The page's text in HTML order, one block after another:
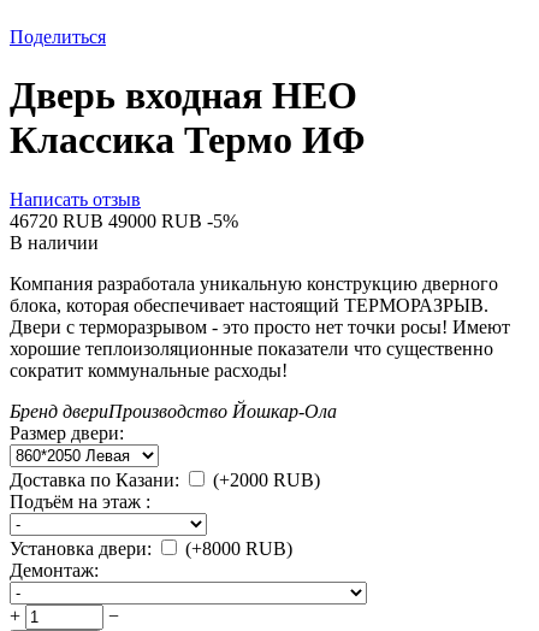
Поделиться
Дверь входная НЕО
Классика Термо ИФ
Написать отзыв
‍46720‍ RUB ‍49000‍ RUB -5%
В наличии
Компания разработала уникальную конструкцию дверного
блока, которая обеспечивает настоящий ТЕРМОРАЗРЫВ.
Двери с терморазрывом - это просто нет точки росы! Имеют
хорошие теплоизоляционные показатели что существенно
сократит коммунальные расходы!
Бренд двериПроизводство Йошкар-Ола
Размер двери:
Доставка по Казани: (+2000 RUB)
Подъём на этаж :
Установка двери: (+8000 RUB)
Демонтаж:
+ −